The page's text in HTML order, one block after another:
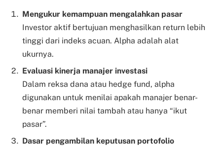
Mengukur kemampuan mengalahkan pasar
Investor aktif bertujuan menghasilkan return lebih
tinggi dari indeks acuan. Alpha adalah alat
ukurnya.
Evaluasi kinerja manajer investasi
Dalam reksa dana atau hedge fund, alpha
digunakan untuk menilai apakah manajer benar-
benar memberi nilai tambah atau hanya “ikut
pasar”.
Dasar pengambilan keputusan portofolio